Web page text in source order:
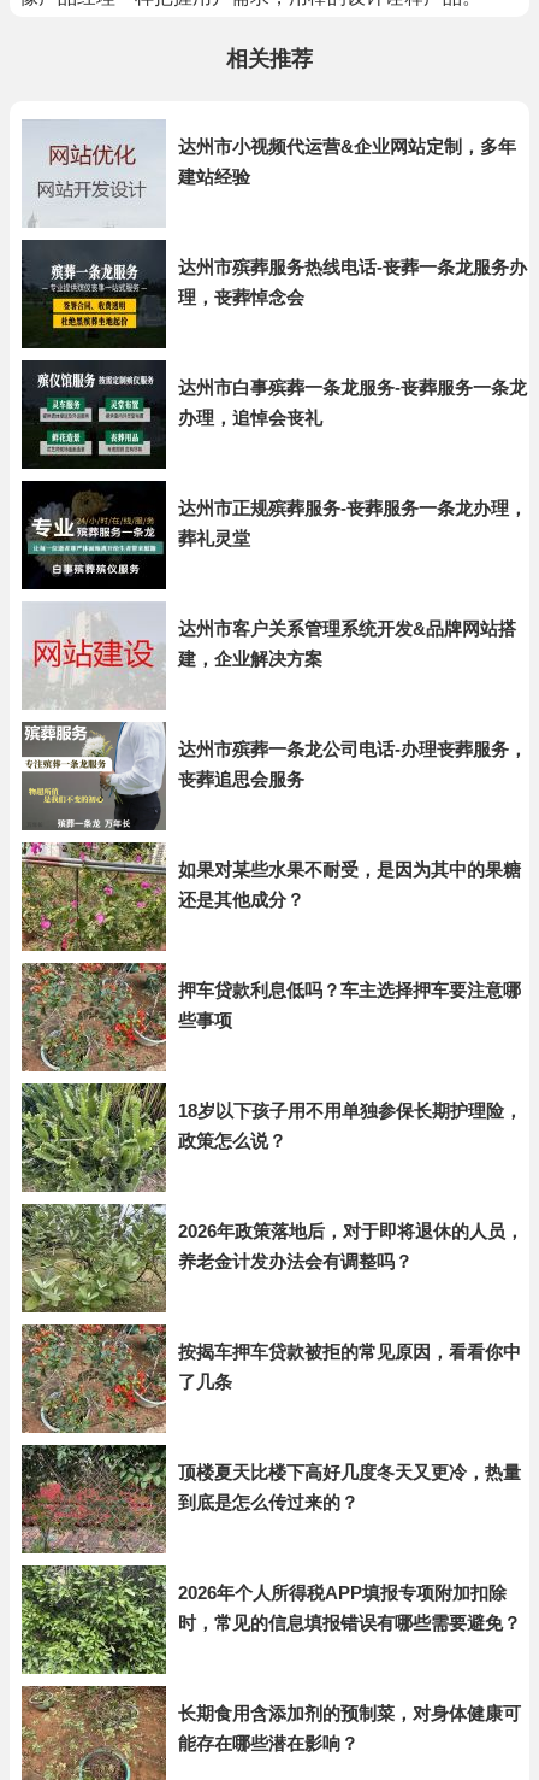
相关推荐
达州市小视频代运营&企业网站定制，多年
建站经验
达州市殡葬服务热线电话-丧葬一条龙服务办
理，丧葬悼念会
达州市白事殡葬一条龙服务-丧葬服务一条龙
办理，追悼会丧礼
达州市正规殡葬服务-丧葬服务一条龙办理，
葬礼灵堂
达州市客户关系管理系统开发&品牌网站搭
建，企业解决方案
达州市殡葬一条龙公司电话-办理丧葬服务，
丧葬追思会服务
如果对某些水果不耐受，是因为其中的果糖
还是其他成分？
押车贷款利息低吗？车主选择押车要注意哪
些事项
18岁以下孩子用不用单独参保长期护理险，
政策怎么说？
2026年政策落地后，对于即将退休的人员，
养老金计发办法会有调整吗？
按揭车押车贷款被拒的常见原因，看看你中
了几条
顶楼夏天比楼下高好几度冬天又更冷，热量
到底是怎么传过来的？
2026年个人所得税APP填报专项附加扣除
时，常见的信息填报错误有哪些需要避免？
长期食用含添加剂的预制菜，对身体健康可
能存在哪些潜在影响？